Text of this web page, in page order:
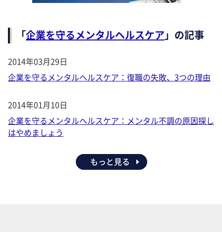
「企業を守るメンタルヘルスケア」の記事
2014年03月29日
企業を守るメンタルヘルスケア：復職の失敗、3つの理由
2014年01月10日
企業を守るメンタルヘルスケア：メンタル不調の原因探し
はやめましょう
もっと見る